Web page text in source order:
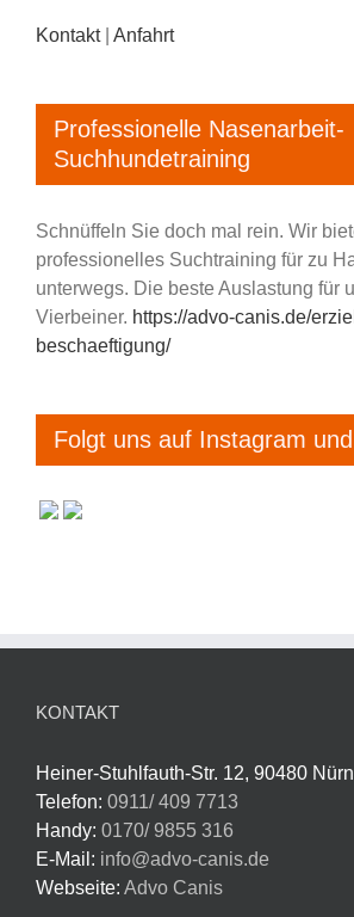
Kontakt| Anfahrt
Professionelle Nasenarbeit-
Suchhundetraining
Schnüffeln Sie doch mal rein. Wir
professionelles Suchtraining für zu
unterwegs. Die beste Auslastung für
Vierbeiner. https://advo-canis.de/
beschaeftigung/
Folgt uns auf Instagram
KONTAKT
Heiner-Stuhlfauth-Str. 12, 90480
Telefon: 0911/ 409 7713
Handy: 0170/ 9855 316
E-Mail: info@advo-canis.de
Webseite: Advo Canis